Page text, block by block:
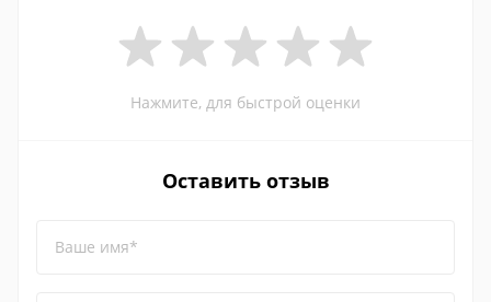
Нажмите, для быстрой оценки
Оставить отзыв
Ваше имя*